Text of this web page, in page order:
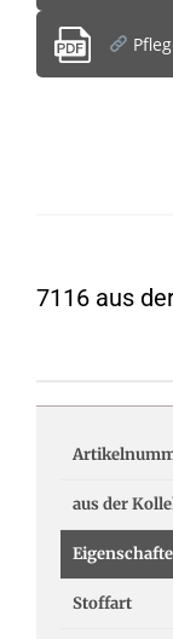
7116 aus
aus der
Stoffart